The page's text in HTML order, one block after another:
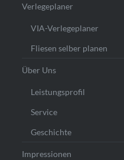
Verlegeplaner
VIA-Verlegeplaner
Fliesen selber planen
Über Uns
Leistungsprofil
Service
Geschichte
Impressionen